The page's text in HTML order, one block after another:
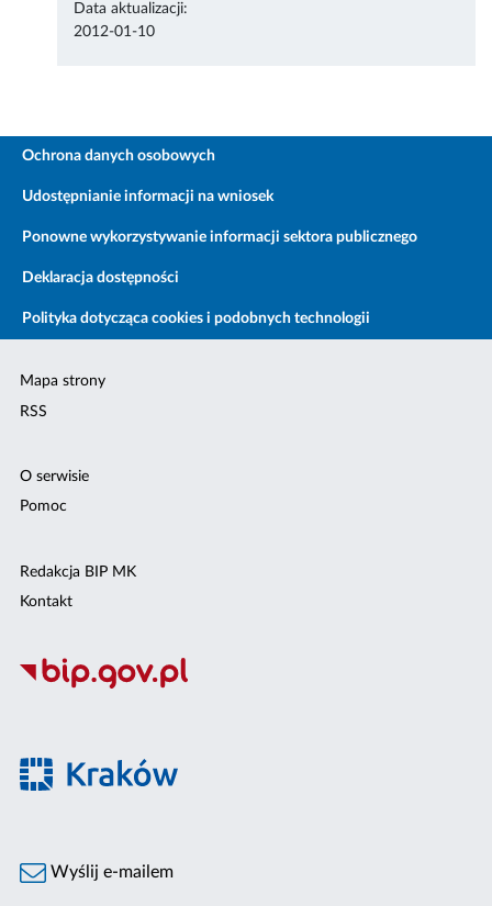
Data aktualizacji:
2012-01-10
Ochrona danych osobowych
Udostępnianie informacji na wniosek
Ponowne wykorzystywanie informacji sektora publicznego
Deklaracja dostępności
Polityka dotycząca cookies i podobnych technologii
Mapa strony
RSS
O serwisie
Pomoc
Redakcja BIP MK
Kontakt
Wyślij e-mailem